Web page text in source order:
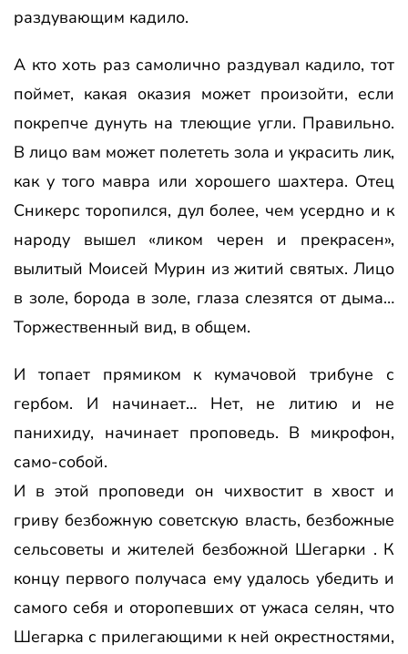
раздувающим кадило.
А кто хоть раз самолично раздувал кадило, тот
поймет, какая оказия может произойти, если
покрепче дунуть на тлеющие угли. Правильно.
В лицо вам может полететь зола и украсить лик,
как у того мавра или хорошего шахтера. Отец
Сникерс торопился, дул более, чем усердно и к
народу вышел «ликом черен и прекрасен»,
вылитый Моисей Мурин из житий святых. Лицо
в золе, борода в золе, глаза слезятся от дыма…
Торжественный вид, в общем.
И топает прямиком к кумачовой трибуне с
гербом. И начинает… Нет, не литию и не
панихиду, начинает проповедь. В микрофон,
само-собой.
И в этой проповеди он чихвостит в хвост и
гриву безбожную советскую власть, безбожные
сельсоветы и жителей безбожной Шегарки . К
концу первого получаса ему удалось убедить и
самого себя и оторопевших от ужаса селян, что
Шегарка с прилегающими к ней окрестностями,